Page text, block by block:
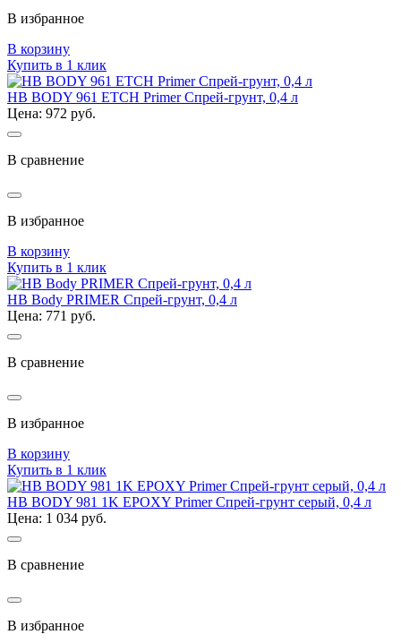
В избранное
В корзину
Купить в 1 клик
HB BODY 961 ETCH Primer Спрей-грунт, 0,4 л
Цена: 972 руб.
В сравнение
В избранное
В корзину
Купить в 1 клик
HB Body PRIMER Спрей-грунт, 0,4 л
Цена: 771 руб.
В сравнение
В избранное
В корзину
Купить в 1 клик
HB BODY 981 1K EPOXY Primer Спрей-грунт серый, 0,4 л
Цена: 1 034 руб.
В сравнение
В избранное